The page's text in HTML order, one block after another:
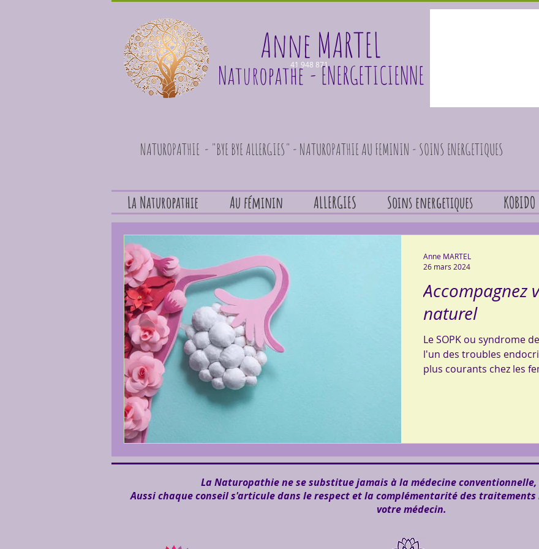
Anne MARTEL
Naturopathe- ENERGETICIENNE
41 948 871
NATUROPATHIE - "BYE BYE ALLERGIES" - NATUROPATHIE AU FEMININ - SOINS ENERGETIQUES
La Naturopathie Au féminin ALLERGIES Soins energetiques KOBIDO
Accompagnez
naturel
Le SOPK ou syndrome
l'un des troubles
plus courants chez les
Anne MARTEL
26 mars 2024
La Naturopathie ne se substitue jamais à la médecine
Aussi chaque conseil s'articule dans le respect et la complémentarité des
votre médecin.